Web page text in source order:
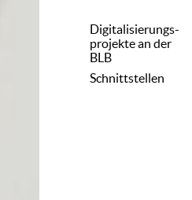
Digitalisierungs-
projekte an der
BLB
Schnittstellen